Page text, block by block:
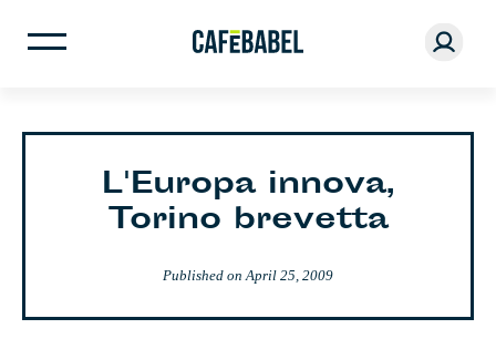
L'Europa innova,
Torino brevetta
Published onApril 25, 2009